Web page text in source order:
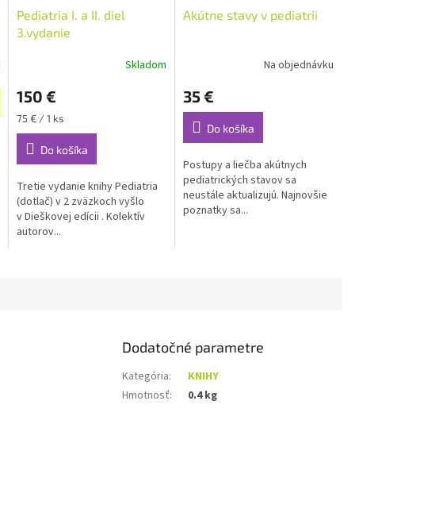
M
Pediatria I. a II. diel
3.vydanie
Skladom
150 €
Jednotková
cena:
75 € / 1 ks
Do košíka
Tretie vydanie knihy Pediatria
(dotlač) v 2 zväzkoch vyšlo
v Dieškovej edícii . Kolektív
autorov...
Akútne stavy v pediatrii
Na objednávku
35 €
Do košíka
Postupy a liečba akútnych
pediatrických stavov sa
neustále aktualizujú. Najnovšie
poznatky sa...
Dodatočné parametre
Kategória:
KNIHY
Hmotnosť: 0.4 kg